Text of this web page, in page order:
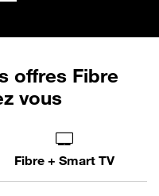
offres Fibre
vous
Fibre + Smart TV